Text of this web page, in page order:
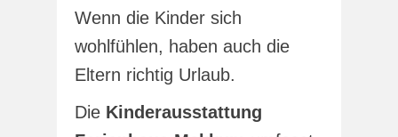
Wenn die Kinder sich
wohlfühlen, haben auch die
Eltern richtig Urlaub.
Die Kinderausstattung